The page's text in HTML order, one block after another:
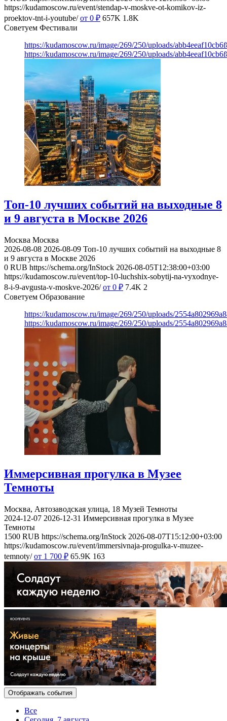
https://kudamoscow.ru/event/stendap-v-moskve-ot-komikov-iz-
proektov-tnt-i-youtube/ от 0 ₽ 657K 1.8K
Советуем Фестивали
https://kudamoscow.ru/image/269/250/uploads/
https://kudamoscow.ru/image/269/250/uploads/
Топ-10 лучших событий на выходные 8
и 9 августа в Москве 2026
Москва Москва
2026-08-08 2026-08-09 Топ-10 лучших событий на выходные 8
и 9 августа в Москве 2026
0 RUB https://schema.org/InStock 2026-08-05T12:38:00+03:00
https://kudamoscow.ru/event/top-10-luchshix-sobytij-na-vyxodnye-
8-i-9-avgusta-v-moskve-2026/ от 0 ₽ 7.4K 2
Советуем Образование
https://kudamoscow.ru/image/269/250/uploads/
https://kudamoscow.ru/image/269/250/uploads/
Иммерсивная прогулка в Музее
Темноты
Москва, Автозаводская улица, 18 Музей Темноты
2024-12-07 2026-12-31 Иммерсивная прогулка в Музее
Темноты
1500 RUB https://schema.org/InStock 2026-08-07T15:12:00+03:00
https://kudamoscow.ru/event/immersivnaja-progulka-v-muzee-
temnoty/ от 1 700 ₽ 65.9K 163
Отображать события
Все